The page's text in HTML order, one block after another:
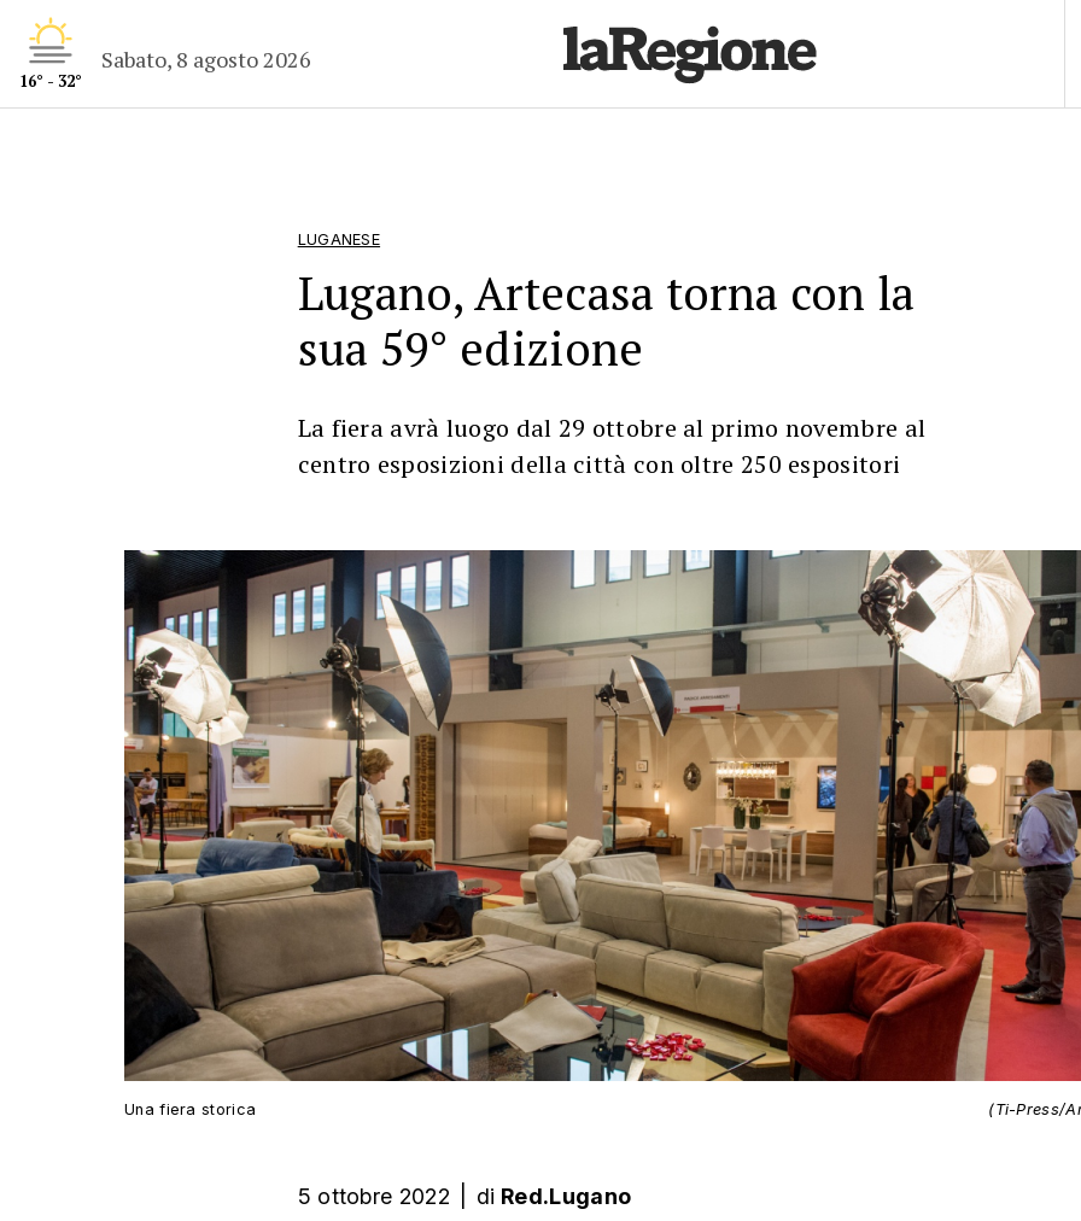
16° - 32°
Sabato, 8 agosto 2026
LUGANESE
Lugano, Artecasa torna con la
sua 59° edizione
La fiera avrà luogo dal 29 ottobre al primo novembre al
centro esposizioni della città con oltre 250 espositori
Una fiera storica (Ti-Press/
5 ottobre 2022 di Red.Lugano